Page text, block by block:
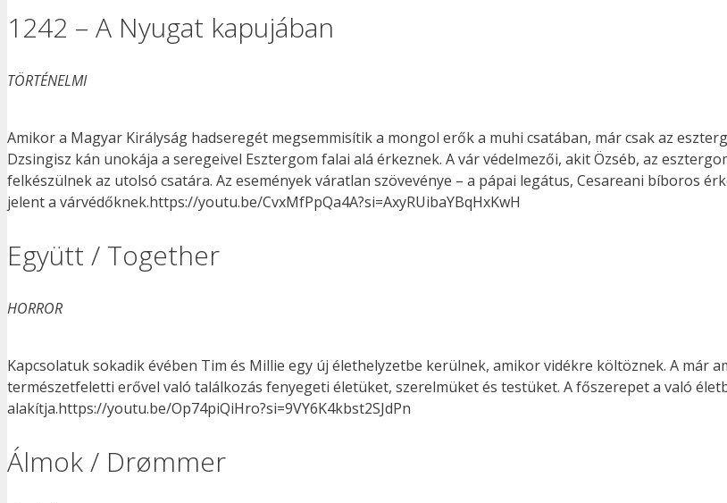
1242 – A Nyugat kapujában
TÖRTÉNELMI
Amikor a Magyar Királyság hadseregét megsemmisítik a mongol erők a muhi csatában, már csak az
Dzsingisz kán unokája a seregeivel Esztergom falai alá érkeznek. A vár védelmezői, akit Özséb, az
felkészülnek az utolsó csatára. Az események váratlan szövevénye – a pápai legátus, Cesareani bíboros
jelent a várvédőknek.https://youtu.be/CvxMfPpQa4A?si=AxyRUibaYBqHxKwH
Együtt / Together
HORROR
Kapcsolatuk sokadik évében Tim és Millie egy új élethelyzetbe kerülnek, amikor vidékre költöznek. A már
természetfeletti erővel való találkozás fenyegeti életüket, szerelmüket és testüket. A főszerepet a való
alakítja.https://youtu.be/Op74piQiHro?si=9VY6K4kbst2SJdPn
Álmok / Drømmer